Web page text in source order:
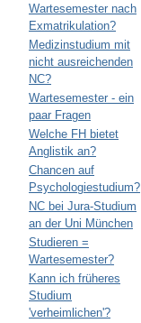
Wartesemester nach
Exmatrikulation?
Medizinstudium mit
nicht ausreichenden
NC?
Wartesemester - ein
paar Fragen
Welche FH bietet
Anglistik an?
Chancen auf
Psychologiestudium?
NC bei Jura-Studium
an der Uni München
Studieren =
Wartesemester?
Kann ich früheres
Studium
'verheimlichen'?